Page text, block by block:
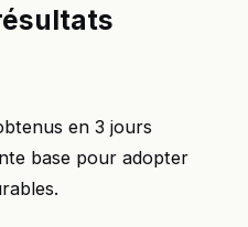
en 3 jours
base pour adopter